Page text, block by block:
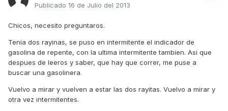
Publicado 16 de Julio del 2013
Chicos, necesito preguntaros.
Tenia dos rayinas, se puso en intermitente el indicador de
gasolina de repente, con la ultima intermitente tambien. Asi que
despues de leeros y saber, que hay que correr, me puse a
buscar una gasolinera.
Vuelvo a mirar y vuelven a estar las dos rayitas. Vuelvo a mirar y
otra vez intermitentes.